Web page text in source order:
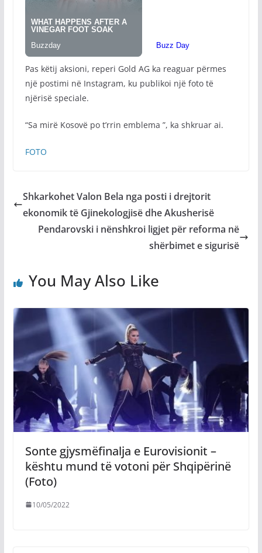
Pas këtij aksioni, reperi Gold AG ka reaguar përmes
një postimi në Instagram, ku publikoi një foto të
njërisë speciale.
“Sa mirë Kosovë po t’rrin emblema ”, ka shkruar ai.
FOTO
Shkarkohet Valon Bela nga posti i drejtorit
ekonomik të Gjinekologjisë dhe Akusherisë
Pendarovski i nënshkroi ligjet për reforma në
shërbimet e sigurisë
You May Also Like
Sonte gjysmëfinalja e Eurovisionit –
kështu mund të votoni për Shqipërinë
(Foto)
10/05/2022